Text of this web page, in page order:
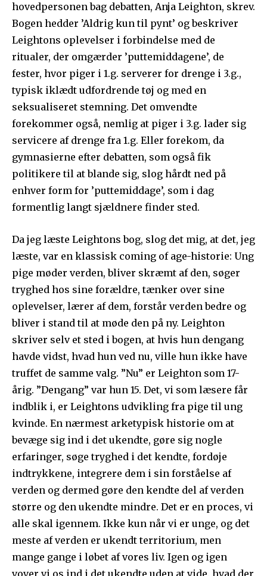
hovedpersonen bag debatten, Anja Leighton, skrev.
Bogen hedder ’Aldrig kun til pynt’ og beskriver
Leightons oplevelser i forbindelse med de
ritualer, der omgærder ’puttemiddagene’, de
fester, hvor piger i 1.g. serverer for drenge i 3.g.,
typisk iklædt udfordrende tøj og med en
seksualiseret stemning. Det omvendte
forekommer også, nemlig at piger i 3.g. lader sig
servicere af drenge fra 1.g. Eller forekom, da
gymnasierne efter debatten, som også fik
politikere til at blande sig, slog hårdt ned på
enhver form for ’puttemiddage’, som i dag
formentlig langt sjældnere finder sted.
Da jeg læste Leightons bog, slog det mig, at det, jeg
læste, var en klassisk coming of age-historie: Ung
pige møder verden, bliver skræmt af den, søger
tryghed hos sine forældre, tænker over sine
oplevelser, lærer af dem, forstår verden bedre og
bliver i stand til at møde den på ny. Leighton
skriver selv et sted i bogen, at hvis hun dengang
havde vidst, hvad hun ved nu, ville hun ikke have
truffet de samme valg. ”Nu” er Leighton som 17-
årig. ”Dengang” var hun 15. Det, vi som læsere får
indblik i, er Leightons udvikling fra pige til ung
kvinde. En nærmest arketypisk historie om at
bevæge sig ind i det ukendte, gøre sig nogle
erfaringer, søge tryghed i det kendte, fordøje
indtrykkene, integrere dem i sin forståelse af
verden og dermed gøre den kendte del af verden
større og den ukendte mindre. Det er en proces, vi
alle skal igennem. Ikke kun når vi er unge, og det
meste af verden er ukendt territorium, men
mange gange i løbet af vores liv. Igen og igen